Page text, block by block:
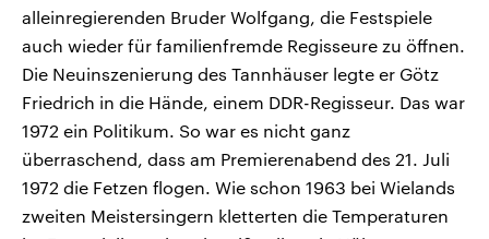
alleinregierenden Bruder Wolfgang, die Festspiele
auch wieder für familienfremde Regisseure zu öffnen.
Die Neuinszenierung des Tannhäuser legte er Götz
Friedrich in die Hände, einem DDR-Regisseur. Das war
1972 ein Politikum. So war es nicht ganz
überraschend, dass am Premierenabend des 21. Juli
1972 die Fetzen flogen. Wie schon 1963 bei Wielands
zweiten Meistersingern kletterten die Temperaturen